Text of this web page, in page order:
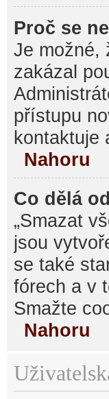
Proč se
Je možné,
zakázal
přístupu
kontaktuje
Nahoru
Co dělá
„Smazat
jsou
se také
fórech a v
Smažte
Nahoru